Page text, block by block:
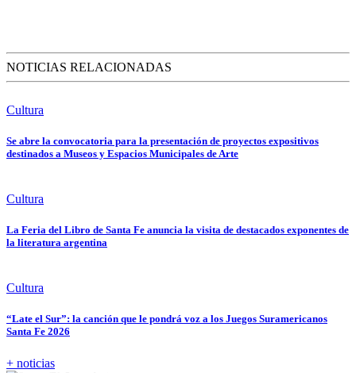
NOTICIAS RELACIONADAS
Cultura
Se abre la convocatoria para la presentación de proyectos expositivos
destinados a Museos y Espacios Municipales de Arte
Cultura
La Feria del Libro de Santa Fe anuncia la visita de destacados exponentes de
la literatura argentina
Cultura
“Late el Sur”: la canción que le pondrá voz a los Juegos Suramericanos
Santa Fe 2026
+ noticias